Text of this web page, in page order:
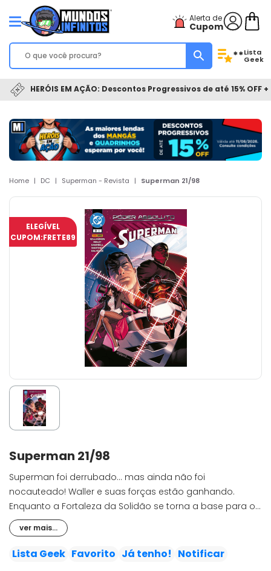
Alerta de
Cupom
**Lista
Geek
HERÓIS EM AÇÃO: Descontos Progressivos de até 15% OFF
Home | DC | Superman - Revista | Superman 21/98
ELEGÍVEL
CUPOM:FRETE89
Superman 21/98
Superman foi derrubado... mas ainda não foi
nocauteado! Waller e suas forças estão ganhando.
Enquanto a Fortaleza da Solidão se torna a base para os
sobreviventes, os feridos e os sem poderes, Superman
precisa partir em uma jornada perigosa dentro do Reino
Mágico e, para isso, precisará contar com a ajuda de
ver mais...
Lista Geek Favorito Já tenho! Notificar